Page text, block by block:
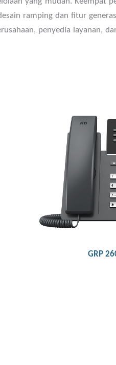
ramping dan fitur
penyedia layanan,
GRP
3 baris, 6 akun SIP,
Didukung oleh
antarmuka
menyediakan,
Dukungan Electronic
headset Plantronics,